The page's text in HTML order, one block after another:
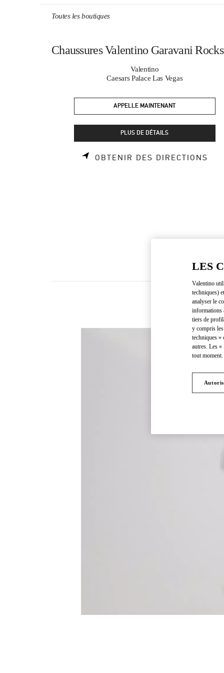
Toutes les boutiques
Chaussures Valentino Garavani
Valentino
Caesars Palace Las Vegas
APPELLE MAINTENANT
PLUS DE DÉTAILS
OBTENIR DES DIRECTIONS
LES
Valentino
techniques)
analyser le
informations
tiers de
y compris
techniques »
autres. Les «
tout